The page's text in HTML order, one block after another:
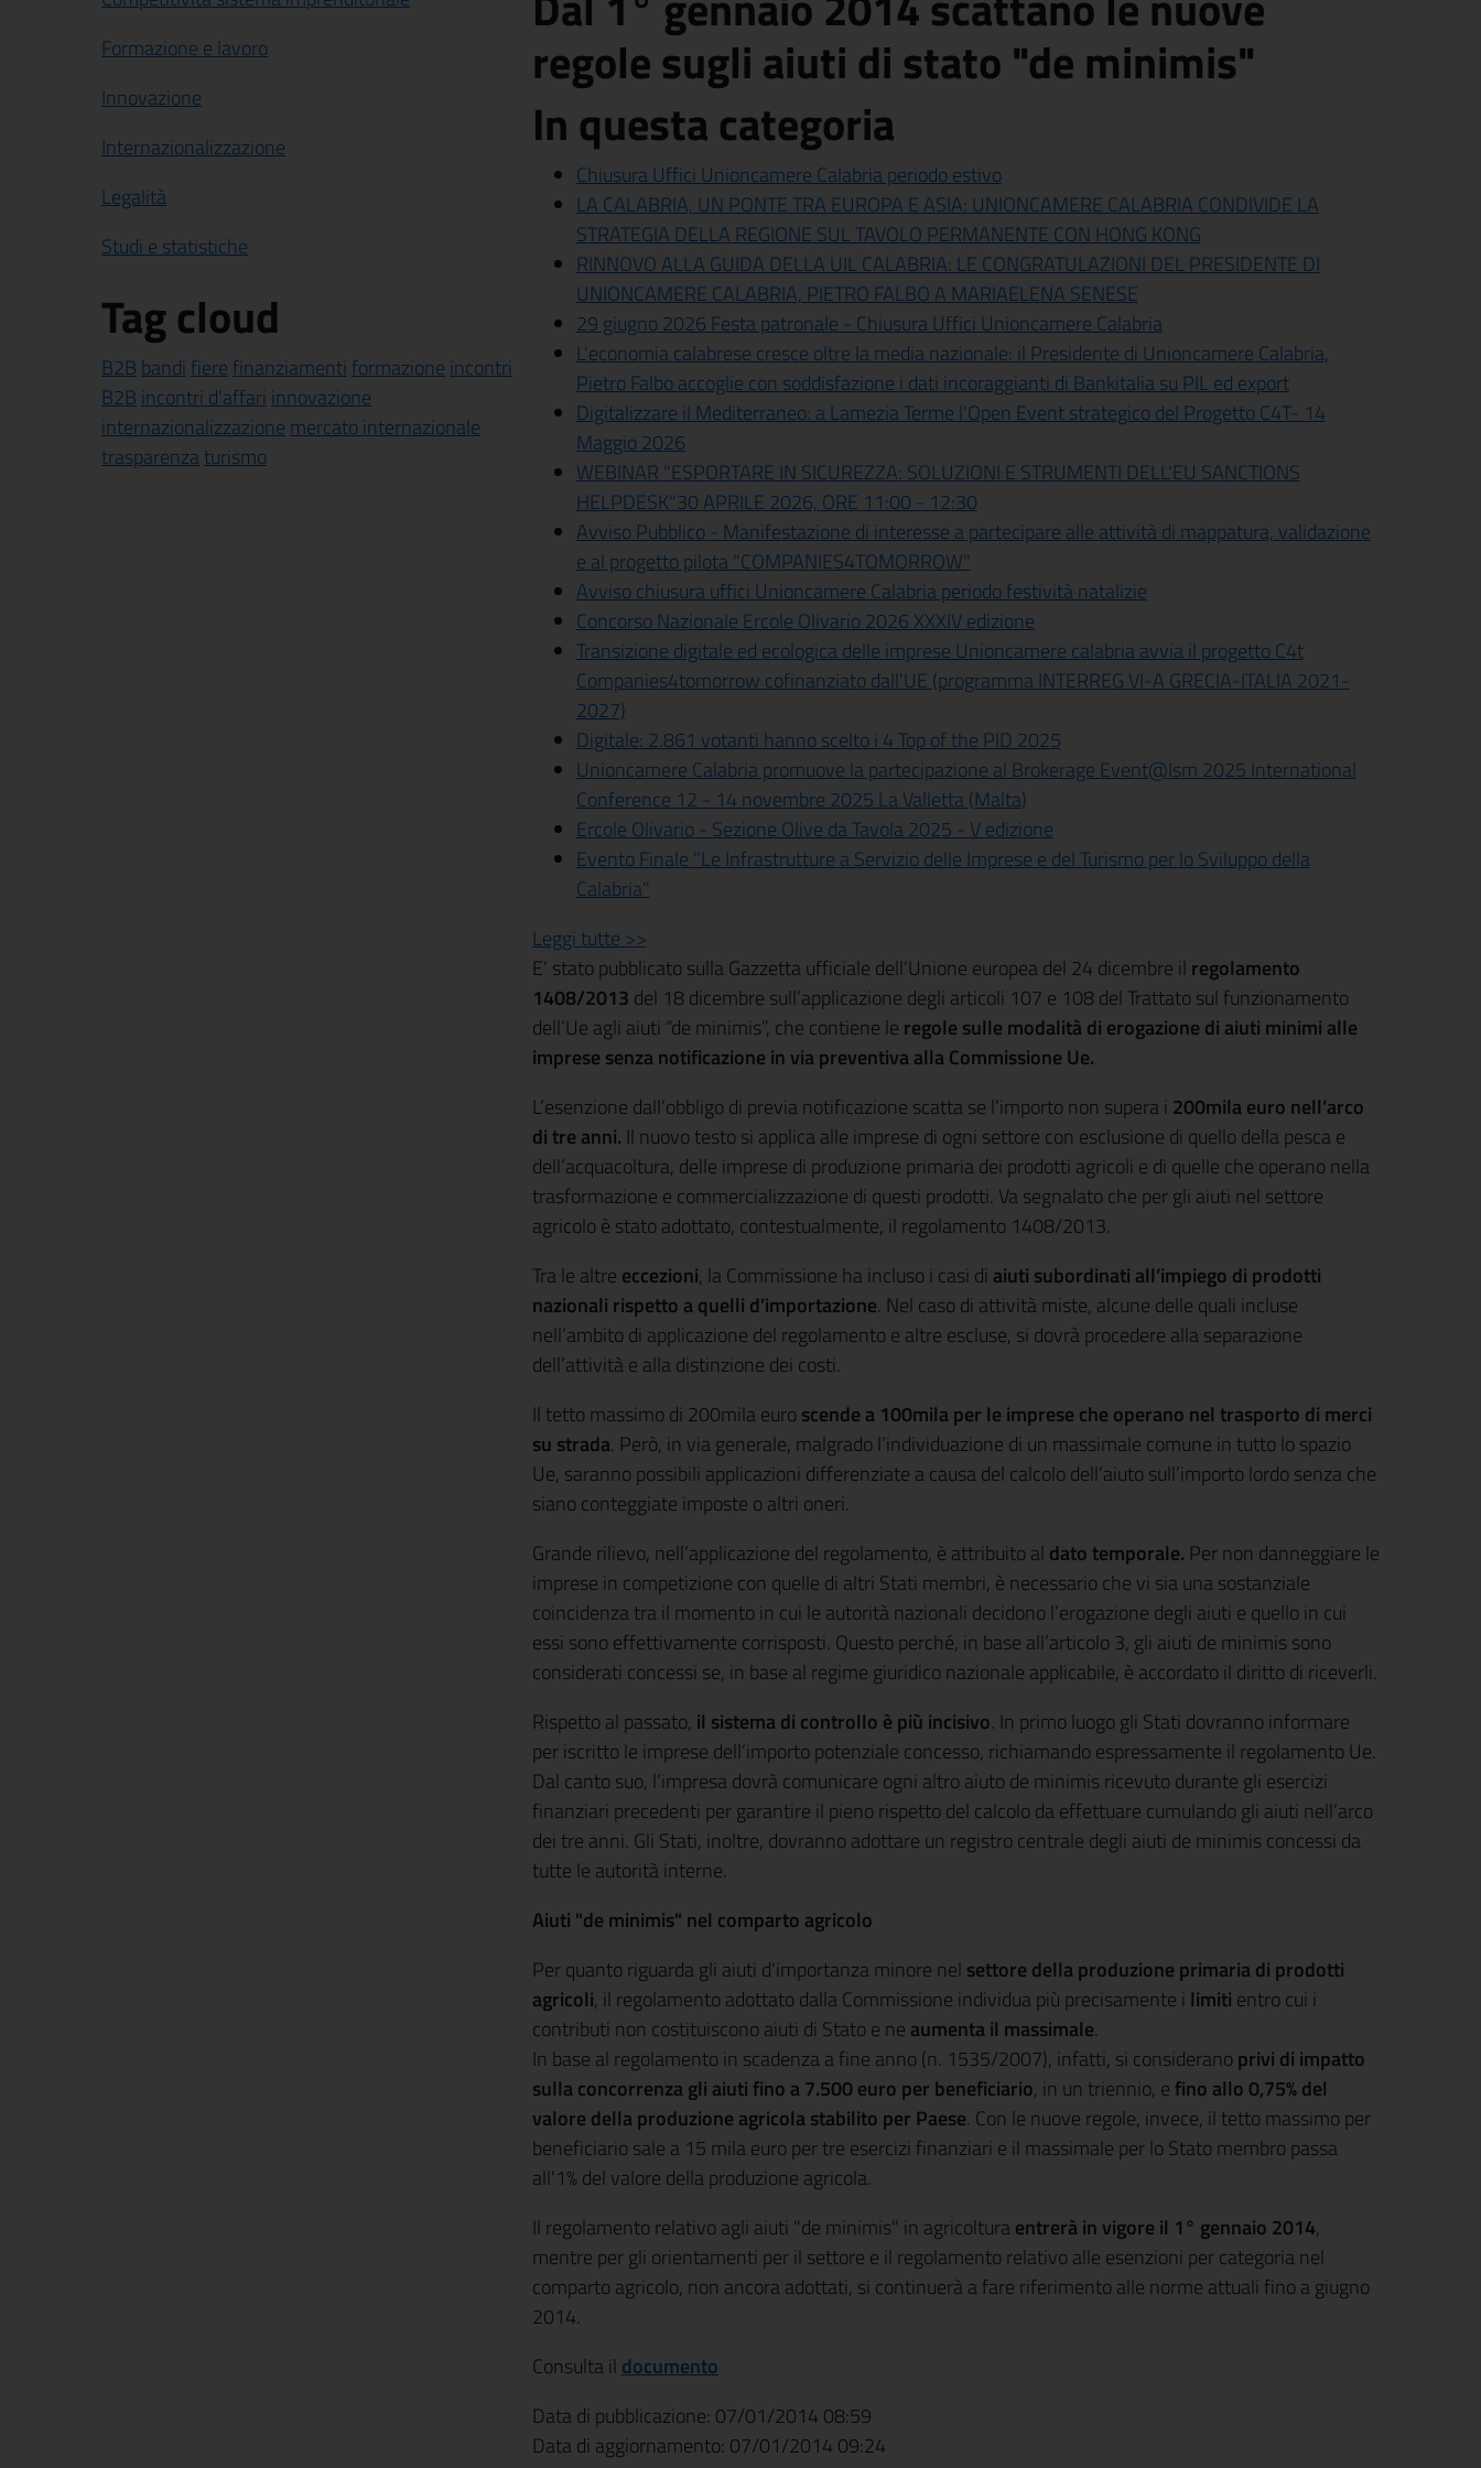
Formazione e lavoro
Innovazione
Internazionalizzazione
Legalità
Studi e statistiche
Tag cloud
B2B bandi fiere finanziamenti formazione incontri
B2B incontri d'affari innovazione
internazionalizzazione mercato internazionale
trasparenzaturismo
regole sugli aiuti di stato "de minimis"
In questa categoria
Chiusura Uffici Unioncamere Calabria periodo estivo
LA CALABRIA, UN PONTE TRA EUROPA E ASIA: UNIONCAMERE CALABRIA CONDIVIDE LA
STRATEGIA DELLA REGIONE SUL TAVOLO PERMANENTE CON HONG KONG
RINNOVO ALLA GUIDA DELLA UIL CALABRIA: LE CONGRATULAZIONI DEL PRESIDENTE DI
UNIONCAMERE CALABRIA, PIETRO FALBO A MARIAELENA SENESE
29 giugno 2026 Festa patronale - Chiusura Uffici Unioncamere Calabria
L'economia calabrese cresce oltre la media nazionale: il Presidente di Unioncamere Calabria,
Pietro Falbo accoglie con soddisfazione i dati incoraggianti di Bankitalia su PIL ed export
Digitalizzare il Mediterraneo: a Lamezia Terme l'Open Event strategico del Progetto C4T- 14
Maggio 2026
WEBINAR "ESPORTARE IN SICUREZZA: SOLUZIONI E STRUMENTI DELL'EU SANCTIONS
HELPDESK"30 APRILE 2026, ORE 11:00 - 12:30
Avviso Pubblico - Manifestazione di interesse a partecipare alle attività di mappatura, validazione
e al progetto pilota "COMPANIES4TOMORROW"
Avviso chiusura uffici Unioncamere Calabria periodo festività natalizie
Concorso Nazionale Ercole Olivario 2026 XXXIV edizione
Transizione digitale ed ecologica delle imprese Unioncamere calabria avvia il progetto C4t
Companies4tomorrow cofinanziato dall'UE (programma INTERREG VI-A GRECIA-ITALIA 2021-
2027)
Digitale: 2.861 votanti hanno scelto i 4 Top of the PID 2025
Unioncamere Calabria promuove la partecipazione al Brokerage Event@Ism 2025 International
Conference 12 - 14 novembre 2025 La Valletta (Malta)
Ercole Olivario - Sezione Olive da Tavola 2025 - V edizione
Evento Finale "Le Infrastrutture a Servizio delle Imprese e del Turismo per lo Sviluppo della
Calabria"
Leggi tutte >>
E’ stato pubblicato sulla Gazzetta ufficiale dell’Unione europea del 24 dicembre il regolamento
1408/2013 del 18 dicembre sull’applicazione degli articoli 107 e 108 del Trattato sul funzionamento
dell’Ue agli aiuti “de minimis”, che contiene le regole sulle modalità di erogazione di aiuti minimi alle
imprese senza notificazione in via preventiva alla Commissione Ue.
L’esenzione dall’obbligo di previa notificazione scatta se l’importo non supera i 200mila euro nell’arco
di tre anni. Il nuovo testo si applica alle imprese di ogni settore con esclusione di quello della pesca e
dell’acquacoltura, delle imprese di produzione primaria dei prodotti agricoli e di quelle che operano nella
trasformazione e commercializzazione di questi prodotti. Va segnalato che per gli aiuti nel settore
agricolo è stato adottato, contestualmente, il regolamento 1408/2013.
Tra le altre eccezioni, la Commissione ha incluso i casi di aiuti subordinati all’impiego di prodotti
nazionali rispetto a quelli d’importazione. Nel caso di attività miste, alcune delle quali incluse
nell’ambito di applicazione del regolamento e altre escluse, si dovrà procedere alla separazione
dell’attività e alla distinzione dei costi.
Il tetto massimo di 200mila euroscende a 100mila per le imprese che operano nel trasporto di merci
su strada. Però, in via generale, malgrado l’individuazione di un massimale comune in tutto lo spazio
Ue, saranno possibili applicazioni differenziate a causa del calcolo dell’aiuto sull’importo lordo senza che
siano conteggiate imposte o altri oneri.
Grande rilievo, nell’applicazione del regolamento, è attribuito al dato temporale. Per non danneggiare le
imprese in competizione con quelle di altri Stati membri, è necessario che vi sia una sostanziale
coincidenza tra il momento in cui le autorità nazionali decidono l’erogazione degli aiuti e quello in cui
essi sono effettivamente corrisposti. Questo perché, in base all’articolo 3, gli aiuti de minimis sono
considerati concessi se, in base al regime giuridico nazionale applicabile, è accordato il diritto di riceverli.
Rispetto al passato, il sistema di controllo è più incisivo. In primo luogo gli Stati dovranno informare
per iscritto le imprese dell’importo potenziale concesso, richiamando espressamente il regolamento Ue.
Dal canto suo, l’impresa dovrà comunicare ogni altro aiuto de minimis ricevuto durante gli esercizi
finanziari precedenti per garantire il pieno rispetto del calcolo da effettuare cumulando gli aiuti nell’arco
dei tre anni. Gli Stati, inoltre, dovranno adottare un registro centrale degli aiuti de minimis concessi da
tutte le autorità interne.
Aiuti "de minimis" nel comparto agricolo
Per quanto riguarda gli aiuti d'importanza minore nel settore della produzione primaria di prodotti
agricoli, il regolamento adottato dalla Commissione individua più precisamente i limiti entro cui i
contributi non costituiscono aiuti di Stato e ne aumenta il massimale.
In base al regolamento in scadenza a fine anno (n. 1535/2007), infatti, si consideranoprivi di impatto
sulla concorrenza gli aiuti fino a 7.500 euro per beneficiario, in un triennio, e fino allo 0,75% del
valore della produzione agricola stabilito per Paese. Con le nuove regole, invece, il tetto massimo per
beneficiario sale a 15 mila euro per tre esercizi finanziari e il massimale per lo Stato membro passa
all'1% del valore della produzione agricola.
Il regolamento relativo agli aiuti "de minimis" in agricolturaentrerà in vigore il 1° gennaio 2014,
mentre per gli orientamenti per il settore e il regolamento relativo alle esenzioni per categoria nel
comparto agricolo, non ancora adottati, si continuerà a fare riferimento alle norme attuali fino a giugno
2014.
Consulta il documento
Data di pubblicazione: 07/01/2014 08:59
Data di aggiornamento: 07/01/2014 09:24